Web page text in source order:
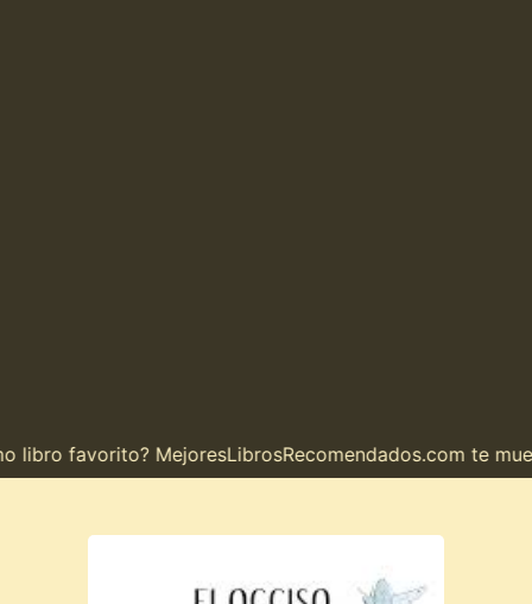
favorito? MejoresLibrosRecomendados.com te muestra